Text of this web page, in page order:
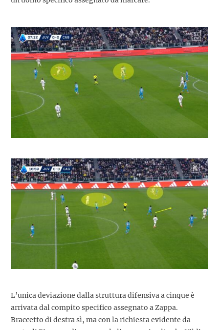
L’unica deviazione dalla struttura difensiva a cinque è
arrivata dal compito specifico assegnato a Zappa.
Braccetto di destra sì, ma con la richiesta evidente da